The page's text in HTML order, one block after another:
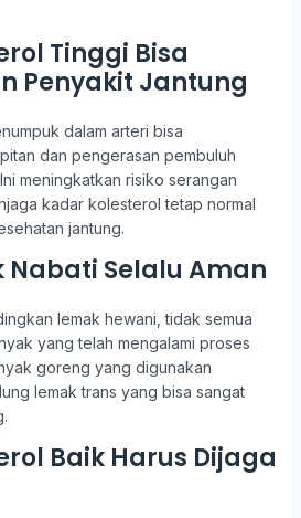
Tinggi Bisa
Penyakit Jantung
dalam arteri bisa
dan pengerasan pembuluh
meningkatkan risiko serangan
kadar kolesterol tetap normal
jantung.
Nabati Selalu Aman
lemak hewani, tidak semua
yang telah mengalami proses
goreng yang digunakan
lemak trans yang bisa sangat
Baik Harus Dijaga